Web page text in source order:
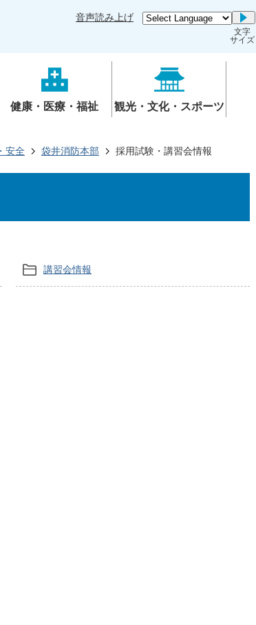
音声読み上げ Go
文字
サイズ
健康・医療・福祉 観光・文化・スポーツ
安全 袋井消防本部 採用試験・講習会情報
講習会情報